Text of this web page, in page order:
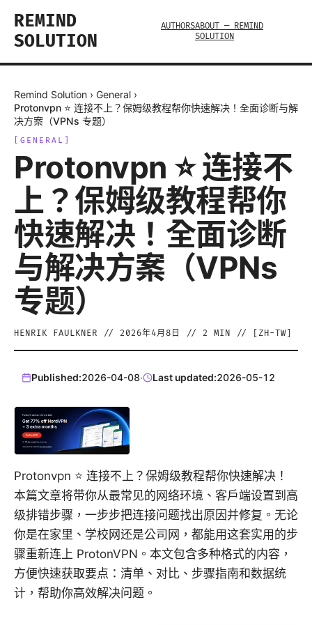
REMIND
SOLUTION
AUTHORSABOUT — REMIND
SOLUTION
Remind Solution › General ›
Protonvpn ⭐ 连接不上？保姆级教程帮你快速解决！全面诊断与解
决方案（VPNs 专题）
GENERAL
Protonvpn ⭐ 连接不
上？保姆级教程帮你
快速解决！全面诊断
与解决方案（VPNs
专题）
HENRIK FAULKNER // 2026年4月8日 // 2 MIN // [ ZH-TW
Published:2026-04-08· Last updated:2026-05-12
Protonvpn ⭐ 连接不上？保姆级教程帮你快速解决！
本篇文章将带你从最常见的网络环境、客户端设置到高
级排错步骤，一步步把连接问题找出原因并修复。无论
你是在家里、学校网还是公司网，都能用这套实用的步
骤重新连上 ProtonVPN。本文包含多种格式的内容，
方便快速获取要点：清单、对比、步骤指南和数据统
计，帮助你高效解决问题。